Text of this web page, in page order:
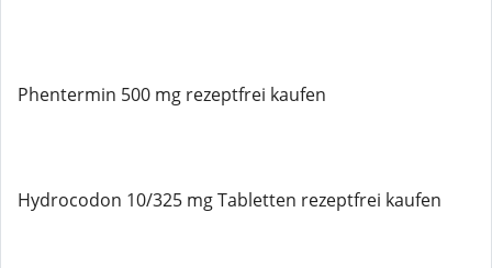
Phentermin 500 mg rezeptfrei kaufen
Hydrocodon 10/325 mg Tabletten rezeptfrei kaufen